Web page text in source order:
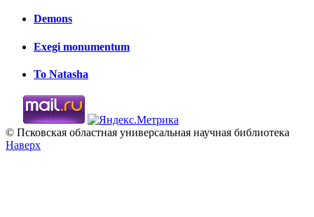
Demons
Exegi monumentum
To Natasha
© Псковская областная универсальная научная библиотека
Наверх